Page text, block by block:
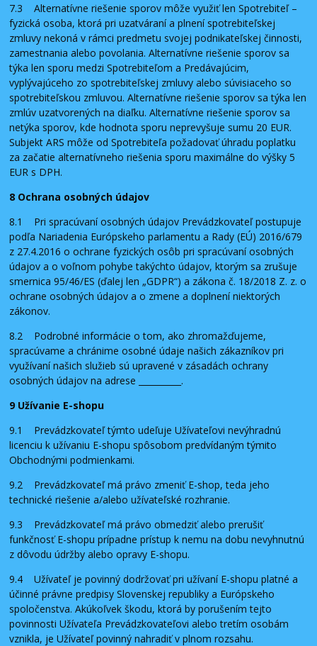
7.3 Alternatívne riešenie sporov môže využiť len Spotrebiteľ –
fyzická osoba, ktorá pri uzatváraní a plnení spotrebiteľskej
zmluvy nekoná v rámci predmetu svojej podnikateľskej činnosti,
zamestnania alebo povolania. Alternatívne riešenie sporov sa
týka len sporu medzi Spotrebiteľom a Predávajúcim,
vyplývajúceho zo spotrebiteľskej zmluvy alebo súvisiaceho so
spotrebiteľskou zmluvou. Alternatívne riešenie sporov sa týka len
zmlúv uzatvorených na diaľku. Alternatívne riešenie sporov sa
netýka sporov, kde hodnota sporu neprevyšuje sumu 20 EUR.
Subjekt ARS môže od Spotrebiteľa požadovať úhradu poplatku
za začatie alternatívneho riešenia sporu maximálne do výšky 5
EUR s DPH.
8 Ochrana osobných údajov
8.1 Pri spracúvaní osobných údajov Prevádzkovateľ postupuje
podľa Nariadenia Európskeho parlamentu a Rady (EÚ) 2016/679
z 27.4.2016 o ochrane fyzických osôb pri spracúvaní osobných
údajov a o voľnom pohybe takýchto údajov, ktorým sa zrušuje
smernica 95/46/ES (ďalej len „GDPR“) a zákona č. 18/2018 Z. z. o
ochrane osobných údajov a o zmene a doplnení niektorých
zákonov.
8.2 Podrobné informácie o tom, ako zhromažďujeme,
spracúvame a chránime osobné údaje našich zákazníkov pri
využívaní našich služieb sú upravené v zásadách ochrany
osobných údajov na adrese __________.
9 Užívanie E-shopu
9.1 Prevádzkovateľ týmto udeľuje Užívateľovi nevýhradnú
licenciu k užívaniu E-shopu spôsobom predvídaným týmito
Obchodnými podmienkami.
9.2 Prevádzkovateľ má právo zmeniť E-shop, teda jeho
technické riešenie a/alebo užívateľské rozhranie.
9.3 Prevádzkovateľ má právo obmedziť alebo prerušiť
funkčnosť E-shopu prípadne prístup k nemu na dobu nevyhnutnú
z dôvodu údržby alebo opravy E-shopu.
9.4 Užívateľ je povinný dodržovať pri užívaní E-shopu platné a
účinné právne predpisy Slovenskej republiky a Európskeho
spoločenstva. Akúkoľvek škodu, ktorá by porušením tejto
povinnosti Užívateľa Prevádzkovateľovi alebo tretím osobám
vznikla, je Užívateľ povinný nahradiť v plnom rozsahu.